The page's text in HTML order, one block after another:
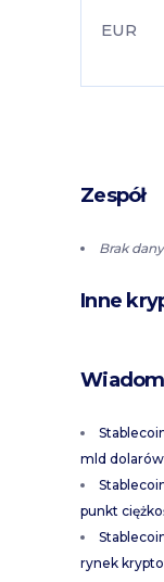
EUR
Zespół
Brak
Inne
mld dolarów
punkt
rynek